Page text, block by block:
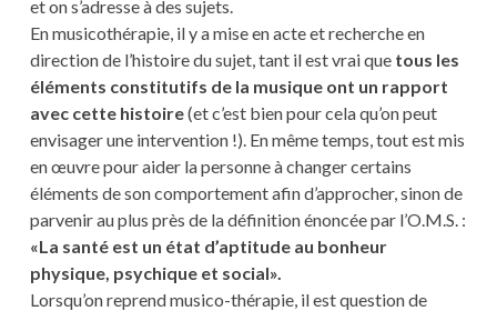
et on s’adresse à des sujets.
En musicothérapie, il y a mise en acte et recherche en
direction de l’histoire du sujet, tant il est vrai que tous les
éléments constitutifs de la musique ont un rapport
avec cette histoire(et c’est bien pour cela qu’on peut
envisager une intervention !). En même temps, tout est mis
en œuvre pour aider la personne à changer certains
éléments de son comportement afin d’approcher, sinon de
parvenir au plus près de la définition énoncée par l’O.M.S. :
«La santé est un état d’aptitude au bonheur
physique, psychique et social».
Lorsqu’on reprend musico-thérapie, il est question de